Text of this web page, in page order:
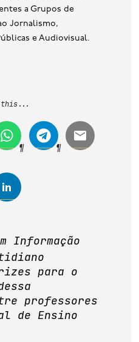
a Grupos de
Jornalismo,
e Audiovisual.
this...
Informação
para o
professores
de Ensino